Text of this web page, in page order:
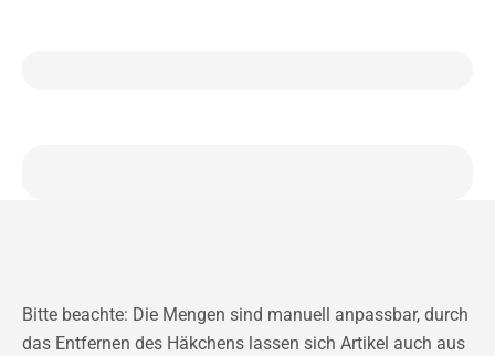
Bitte beachte: Die Mengen sind manuell anpassbar, durch
das Entfernen des Häkchens lassen sich Artikel auch aus